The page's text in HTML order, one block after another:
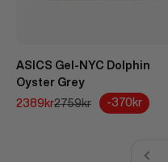
ASICS Gel-NYC Dolphin
Oyster Grey
REA-pris
2389krPris
2759kr -370kr